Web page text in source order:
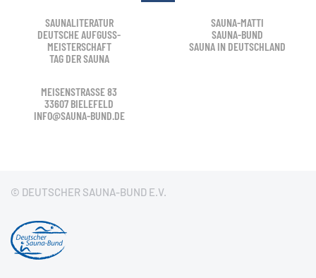
SAUNALITERATUR
DEUTSCHE AUFGUSS-
MEISTERSCHAFT
TAG DER SAUNA
SAUNA-MATTI
SAUNA-BUND
SAUNA IN DEUTSCHLAND
MEISENSTRASSE 83
33607 BIELEFELD
INFO@SAUNA-BUND.DE
© DEUTSCHER SAUNA-BUND E.V.